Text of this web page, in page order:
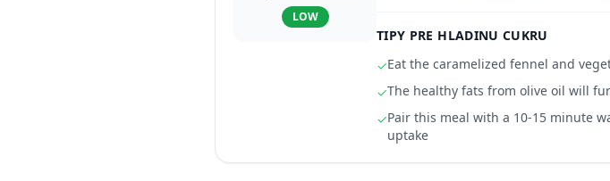
LOW
TIPY PRE HLADINU CUKRU
✓Eat the caramelized fennel and
✓The healthy fats from olive oil will
✓Pair this meal with a 10-15 minute
uptake